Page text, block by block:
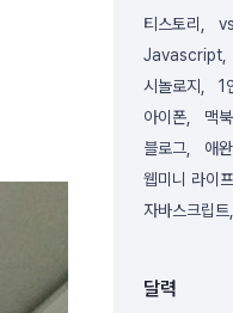
티스토리
Javascript
시놀로지
1
아이폰
맥북
블로그
애
웹미니 라이
자바스크립트
달력